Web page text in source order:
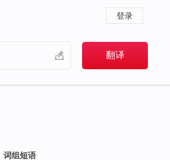
登录
词组短语